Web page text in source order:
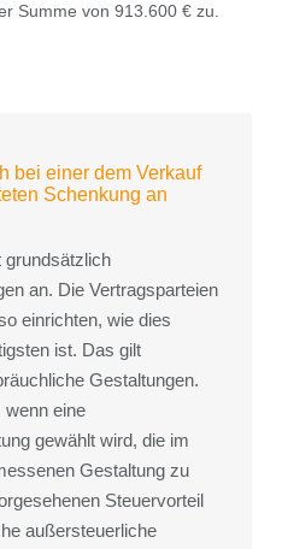
Summe von 913.600 € zu.
bei einer dem Verkauf
Schenkung an
grundsätzlich
an. Die Vertragsparteien
einrichten, wie dies
ist. Das gilt
Gestaltungen.
wenn eine
gewählt wird, die im
Gestaltung zu
Steuervorteil
außersteuerliche